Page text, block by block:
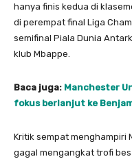
hanya finis kedua di
di perempat final Liga
semifinal Piala Dunia
klub Mbappe.
Baca juga: Manchester
fokus berlanjut ke
Kritik sempat menghampiri
gagal mengangkat trofi